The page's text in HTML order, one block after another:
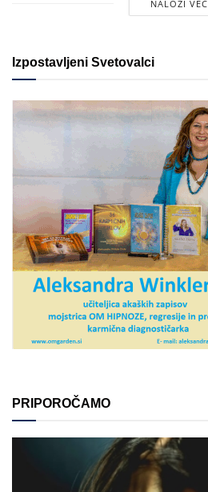
NALOŽI VEČ
Izpostavljeni Svetovalci
PRIPOROČAMO